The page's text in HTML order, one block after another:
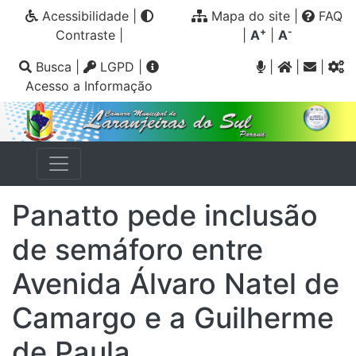
Acessibilidade|
Contraste|
Mapa do site
FAQ
A+ A-
Busca LGPD
Acesso a Informação
|
Panatto pede inclusão
de semáforo entre
Avenida Álvaro Natel de
Camargo e a Guilherme